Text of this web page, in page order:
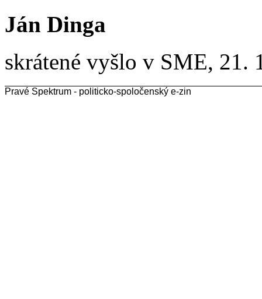
Ján Dinga
skrátené vyšlo v SME, 21.
Pravé Spektrum - politicko-spoločenský e-zin